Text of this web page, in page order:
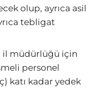
olup, ayrıca asil
tebligat
il müdürlüğü için
personel
katı kadar yedek